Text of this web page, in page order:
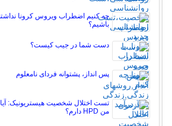
چه کنیم اضطراب ویروس کرونا
باشیم؟
دست شما در جیب کیست؟
پس انداز، پشتوانه فردای نامعلوم
تست اختلال شخصیت هیستریونیک: آیا
من HPD دارم؟